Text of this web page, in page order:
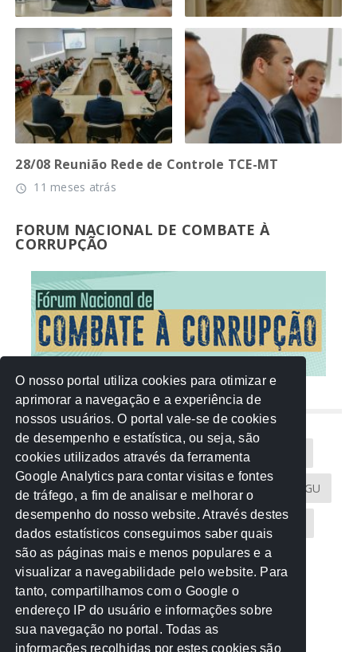
28/08 Reunião Rede de Controle TCE-MT
access_time 11 meses atrás
FORUM NACIONAL DE COMBATE À
CORRUPÇÃO
NUVEM DE TAGS
Acontece na Rede AGU AMM
Atricon Audicom CAU-MT CGU
CREA-MT Eventos MPC-MT MPE-MT
MPF Notícias PF PGE-MT PGR
Receita Federal Sem categoria
TCE-MT TCU TRE
O nosso portal utiliza cookies para otimizar e
aprimorar a navegação e a experiência de
nossos usuários. O portal vale-se de cookies
de desempenho e estatística, ou seja, são
cookies utilizados através da ferramenta
Google Analytics para contar visitas e fontes
de tráfego, a fim de analisar e melhorar o
desempenho do nosso website. Através destes
dados estatísticos conseguimos saber quais
são as páginas mais e menos populares e a
visualizar a navegabilidade pelo website. Para
tanto, compartilhamos com o Google o
endereço IP do usuário e informações sobre
sua navegação no portal. Todas as
informações recolhidas por estes cookies são